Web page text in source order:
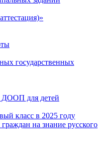
государственных
ДООП для детей
класс в 2025 году
на знание русского